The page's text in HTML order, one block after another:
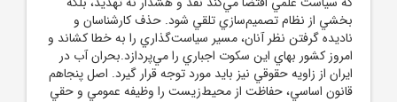
بخشي از نظام تصميم‌سازي تلقي شود. حذف کارشناسان و
ناديده گرفتن نظر آنان، مسير سياست‌گذاري را به خطا کشاند و
امروز کشور بهاي اين سکوت اجباري را مي‌پردازد.بحران آب در
ايران از زاويه حقوقي نيز بايد مورد توجه قرار گيرد. اصل پنجاهم
قانون اساسي، حفاظت از محيط‌زيست را وظيفه عمومي و حقي